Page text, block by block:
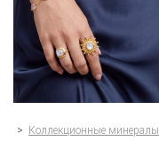
> Коллекционные минералы